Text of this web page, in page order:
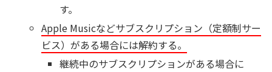
す。
Apple Musicなどサブスクリプション（定額制サー
ビス）がある場合には解約する。
継続中のサブスクリプションがある場合に